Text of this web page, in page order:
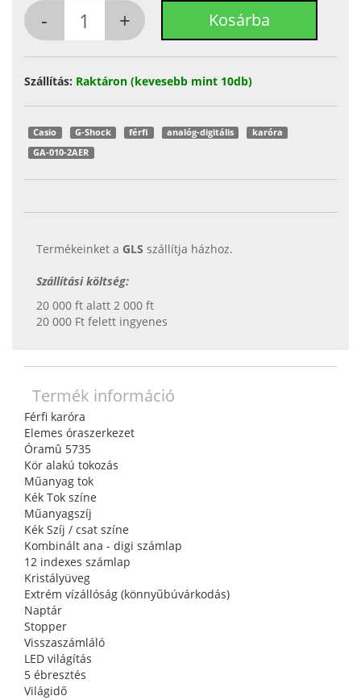
Szállítás: Raktáron (kevesebb mint 10db)
Casio G-Shock férfi analóg-digitális
karóra
GA-010-2AER
Termékeinket a GLS szállítja házhoz.
Szállítási költség:
20 000 ft alatt 2 000 ft
20 000 Ft felett ingyenes
Termék információ
Férfi karóra
Elemes óraszerkezet
Óramû 5735
Kör alakú tokozás
Műanyag tok
Kék Tok színe
Műanyagszíj
Kék Szíj / csat színe
Kombinált ana - digi számlap
12 indexes számlap
Kristályüveg
Extrém vízállóság (könnyűbúvárkodás)
Naptár
Stopper
Visszaszámláló
LED világítás
5 ébresztés
Világidő